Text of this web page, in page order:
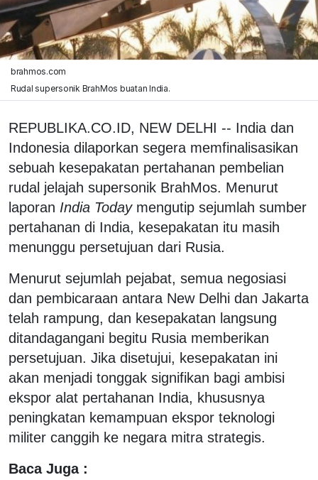
brahmos.com
Rudal supersonik BrahMos buatan India.
REPUBLIKA.CO.ID, NEW DELHI -- India dan
Indonesia dilaporkan segera memfinalisasikan
sebuah kesepakatan pertahanan pembelian
rudal jelajah supersonik BrahMos. Menurut
laporan India Todaymengutip sejumlah sumber
pertahanan di India, kesepakatan itu masih
menunggu persetujuan dari Rusia.
Menurut sejumlah pejabat, semua negosiasi
dan pembicaraan antara New Delhi dan Jakarta
telah rampung, dan kesepakatan langsung
ditandagangani begitu Rusia memberikan
persetujuan. Jika disetujui, kesepakatan ini
akan menjadi tonggak signifikan bagi ambisi
ekspor alat pertahanan India, khususnya
peningkatan kemampuan ekspor teknologi
militer canggih ke negara mitra strategis.
Baca Juga :